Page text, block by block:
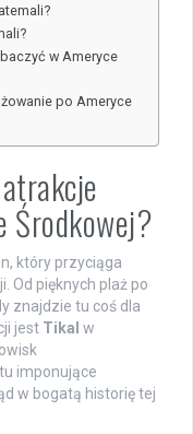
w Ameryce
po Ameryce
Środkowej?
który przyciąga
Od pięknych plaż po
znajdzie tu coś dla
jest Tikal w
imponujące
w bogatą historię tej